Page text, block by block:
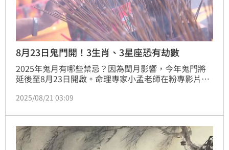
8月23日鬼門開！3生肖、3星座恐有劫數
2025年鬼月有哪些禁忌？因為閏月影響，今年鬼門將
延後至8月23日開啟。命理專家小孟老師在粉專影片中
陰」、招來煞氣，甚至恐有劫數。他建議提前準備避邪
2025/08/21 03:09